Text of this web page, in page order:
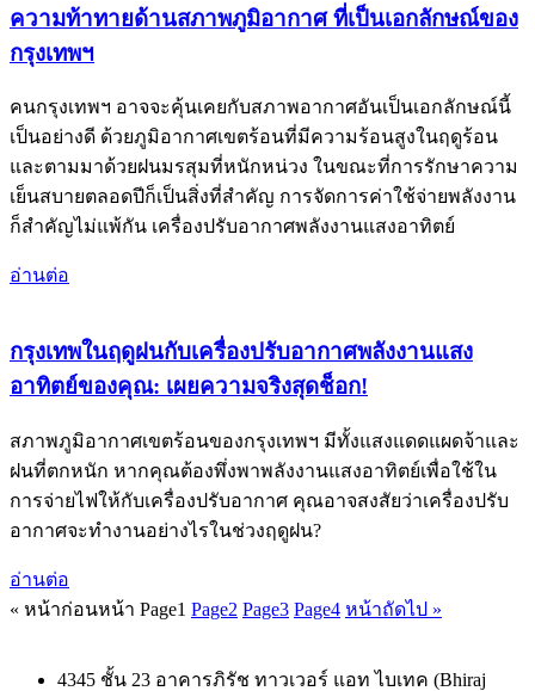
ความท้าทายด้านสภาพภูมิอากาศ ที่เป็นเอกลักษณ์ของ
กรุงเทพฯ
คนกรุงเทพฯ อาจจะคุ้นเคยกับสภาพอากาศอันเป็นเอกลักษณ์นี้
เป็นอย่างดี ด้วยภูมิอากาศเขตร้อนที่มีความร้อนสูงในฤดูร้อน
และตามมาด้วยฝนมรสุมที่หนักหน่วง ในขณะที่การรักษาความ
เย็นสบายตลอดปีก็เป็นสิ่งที่สำคัญ การจัดการค่าใช้จ่ายพลังงาน
ก็สำคัญไม่แพ้กัน เครื่องปรับอากาศพลังงานแสงอาทิตย์
อ่านต่อ
กรุงเทพในฤดูฝนกับเครื่องปรับอากาศพลังงานแสง
อาทิตย์ของคุณ: เผยความจริงสุดช็อก!
สภาพภูมิอากาศเขตร้อนของกรุงเทพฯ มีทั้งแสงแดดแผดจ้าและ
ฝนที่ตกหนัก หากคุณต้องพึ่งพาพลังงานแสงอาทิตย์เพื่อใช้ใน
การจ่ายไฟให้กับเครื่องปรับอากาศ คุณอาจสงสัยว่าเครื่องปรับ
อากาศจะทำงานอย่างไรในช่วงฤดูฝน?
อ่านต่อ
« หน้าก่อนหน้า Page1 Page2 Page3 Page4 หน้าถัดไป »
4345 ชั้น 23 อาคารภิรัช ทาวเวอร์ แอท ไบเทค (Bhiraj